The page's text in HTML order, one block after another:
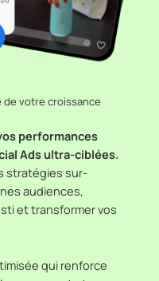
de votre croissance
performances
Ads ultra-ciblées.
stratégies sur-
audiences,
et transformer vos
qui renforce